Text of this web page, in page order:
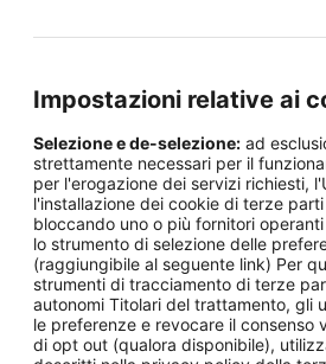
Impostazioni relative ai
Selezione e de-selezione: ad
strettamente necessari per il
per l'erogazione dei servizi richiesti,
l'installazione dei cookie di terze parti
bloccando uno o più fornitori
lo strumento di selezione delle
(raggiungibile al seguente link) Per
strumenti di tracciamento di terze
autonomi Titolari del trattamento, gli
le preferenze e revocare il consenso
di opt out (qualora disponibile),